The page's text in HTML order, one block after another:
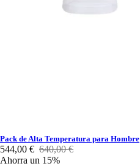
Pack de Alta Temperatura para Hombre
544,00 € 640,00 €
Ahorra un 15%